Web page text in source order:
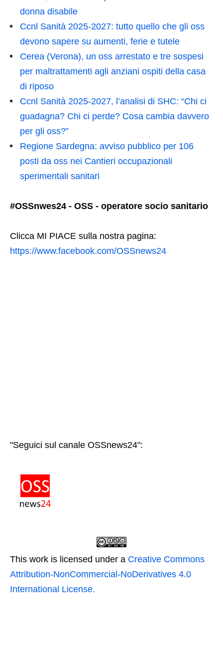
donna disabile
Ccnl Sanità 2025-2027: tutto quello che gli oss
devono sapere su aumenti, ferie e tutele
Cerea (Verona), un oss arrestato e tre sospesi
per maltrattamenti agli anziani ospiti della casa
di riposo
Ccnl Sanità 2025-2027, l’analisi di SHC: “Chi ci
guadagna? Chi ci perde? Cosa cambia davvero
per gli oss?”
Regione Sardegna: avviso pubblico per 106
posti da oss nei Cantieri occupazionali
sperimentali sanitari
#OSSnwes24 - OSS - operatore socio sanitario
Clicca MI PIACE sulla nostra pagina:
https://www.facebook.com/OSSnews24
"Seguici sul canale OSSnews24":
This work is licensed under a Creative Commons
Attribution-NonCommercial-NoDerivatives 4.0
International License.